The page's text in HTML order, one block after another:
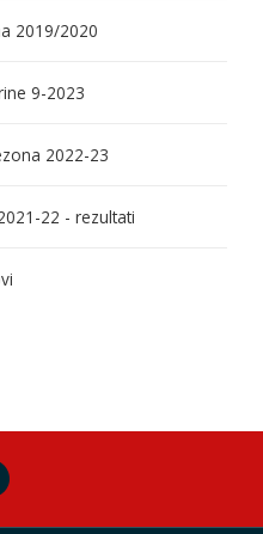
2019/2020
9-2023
2022-23
22 - rezultati